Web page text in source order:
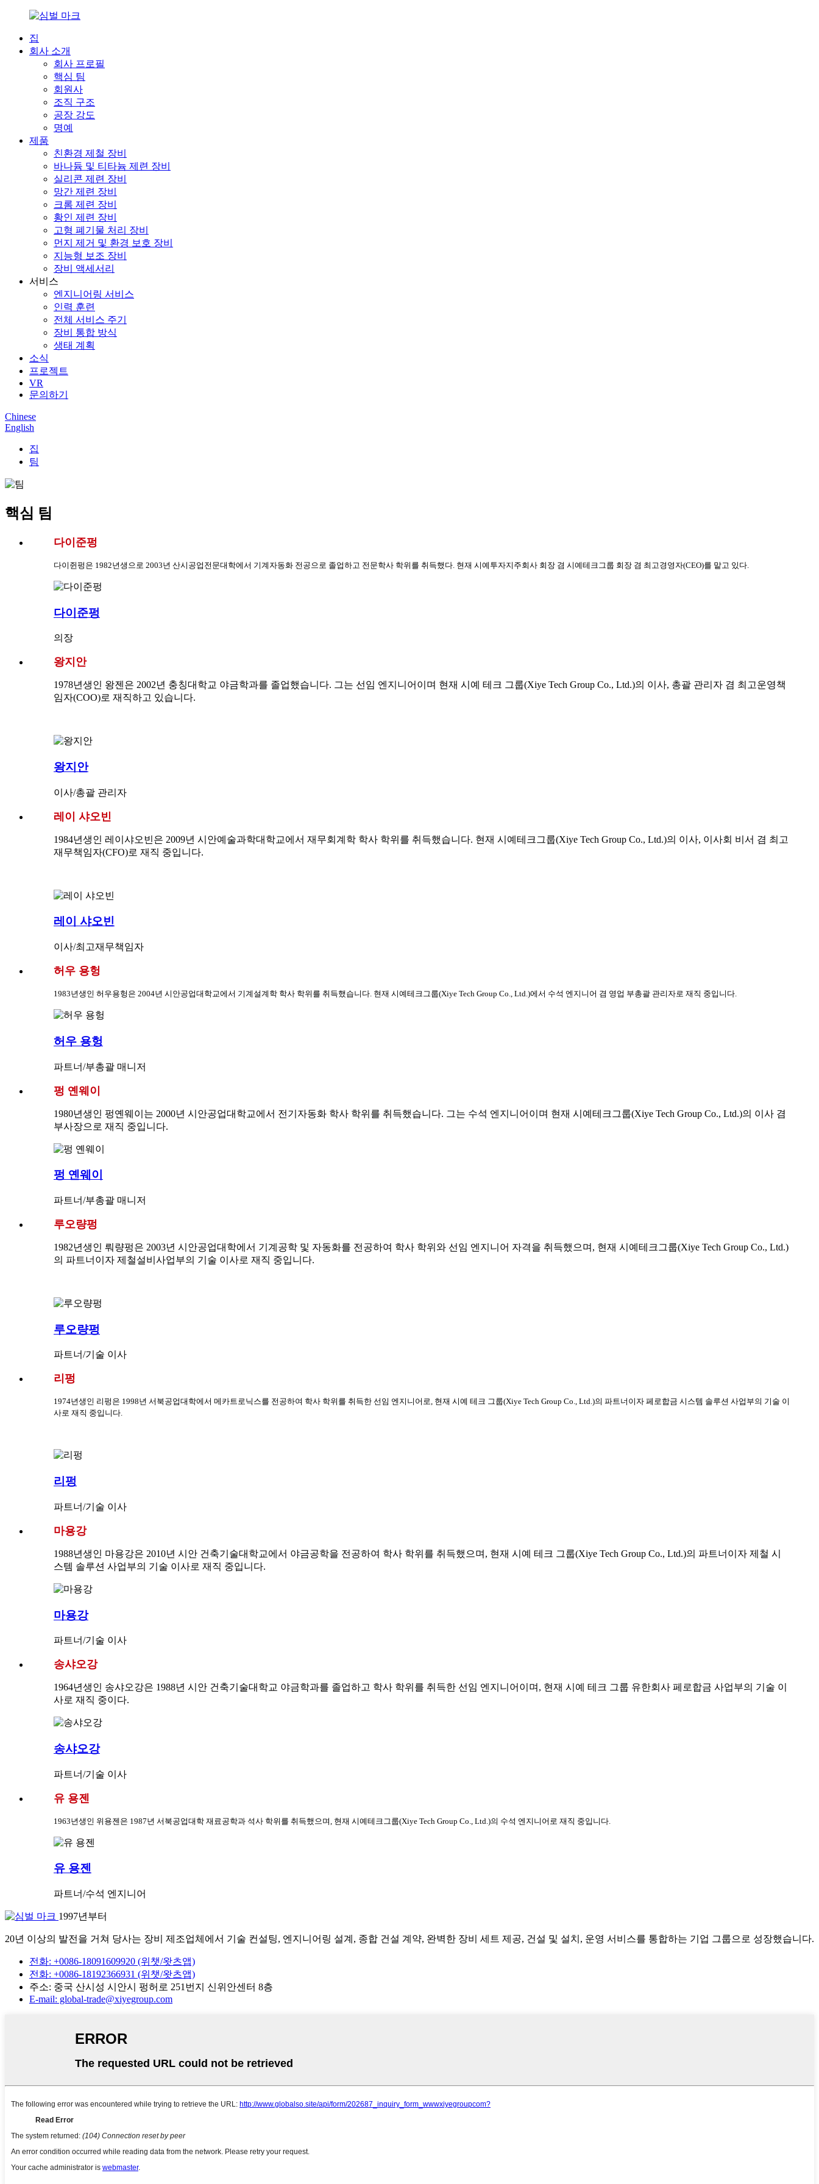
집
회사 소개
회사 프로필
핵심 팀
회원사
조직 구조
공장 강도
명예
제품
친환경 제철 장비
바나듐 및 티타늄 제련 장비
실리콘 제련 장비
망간 제련 장비
크롬 제련 장비
황인 제련 장비
고형 폐기물 처리 장비
먼지 제거 및 환경 보호 장비
지능형 보조 장비
장비 액세서리
서비스
엔지니어링 서비스
인력 훈련
전체 서비스 주기
장비 통합 방식
생태 계획
소식
프로젝트
VR
문의하기
Chinese
English
집
팀
핵심 팀
다이준펑
다이쥔펑은 1982년생으로 2003년 산시공업전문대학에서 기계자동화 전공으로 졸업하고 전문학사 학위를 취득했다. 현재 시예투자지주회사 회장 겸 시예테크그룹 회장 겸 최고경영자(CEO)를 맡고 있다.
다이준펑
의장
왕지안
1978년생인 왕젠은 2002년 충칭대학교 야금학과를 졸업했습니다. 그는 선임 엔지니어이며 현재 시예 테크 그룹(Xiye Tech Group Co., Ltd.)의 이사, 총괄 관리자 겸 최고운영책
임자(COO)로 재직하고 있습니다.
왕지안
이사/총괄 관리자
레이 샤오빈
1984년생인 레이샤오빈은 2009년 시안예술과학대학교에서 재무회계학 학사 학위를 취득했습니다. 현재 시예테크그룹(Xiye Tech Group Co., Ltd.)의 이사, 이사회 비서 겸 최고
재무책임자(CFO)로 재직 중입니다.
레이 샤오빈
이사/최고재무책임자
허우 용헝
1983년생인 허우용헝은 2004년 시안공업대학교에서 기계설계학 학사 학위를 취득했습니다. 현재 시예테크그룹(Xiye Tech Group Co., Ltd.)에서 수석 엔지니어 겸 영업 부총괄 관리자로 재직 중입니다.
허우 용헝
파트너/부총괄 매니저
펑 옌웨이
1980년생인 펑옌웨이는 2000년 시안공업대학교에서 전기자동화 학사 학위를 취득했습니다. 그는 수석 엔지니어이며 현재 시예테크그룹(Xiye Tech Group Co., Ltd.)의 이사 겸
부사장으로 재직 중입니다.
펑 옌웨이
파트너/부총괄 매니저
루오량펑
1982년생인 뤄량펑은 2003년 시안공업대학에서 기계공학 및 자동화를 전공하여 학사 학위와 선임 엔지니어 자격을 취득했으며, 현재 시예테크그룹(Xiye Tech Group Co., Ltd.)
의 파트너이자 제철설비사업부의 기술 이사로 재직 중입니다.
루오량펑
파트너/기술 이사
리펑
1974년생인 리펑은 1998년 서북공업대학에서 메카트로닉스를 전공하여 학사 학위를 취득한 선임 엔지니어로, 현재 시예 테크 그룹(Xiye Tech Group Co., Ltd.)의 파트너이자 페로합금 시스템 솔루션 사업부의 기술 이
사로 재직 중입니다.
리펑
파트너/기술 이사
마용강
1988년생인 마용강은 2010년 시안 건축기술대학교에서 야금공학을 전공하여 학사 학위를 취득했으며, 현재 시예 테크 그룹(Xiye Tech Group Co., Ltd.)의 파트너이자 제철 시
스템 솔루션 사업부의 기술 이사로 재직 중입니다.
마용강
파트너/기술 이사
송샤오강
1964년생인 송샤오강은 1988년 시안 건축기술대학교 야금학과를 졸업하고 학사 학위를 취득한 선임 엔지니어이며, 현재 시예 테크 그룹 유한회사 페로합금 사업부의 기술 이
사로 재직 중이다.
송샤오강
파트너/기술 이사
유 용젠
1963년생인 위용젠은 1987년 서북공업대학 재료공학과 석사 학위를 취득했으며, 현재 시예테크그룹(Xiye Tech Group Co., Ltd.)의 수석 엔지니어로 재직 중입니다.
유 용젠
파트너/수석 엔지니어
1997년부터
20년 이상의 발전을 거쳐 당사는 장비 제조업체에서 기술 컨설팅, 엔지니어링 설계, 종합 건설 계약, 완벽한 장비 세트 제공, 건설 및 설치, 운영 서비스를 통합하는 기업 그룹으로 성장했습니다.
전화: +0086-18091609920 (위챗/왓츠앱)
전화: +0086-18192366931 (위챗/왓츠앱)
주소: 중국 산시성 시안시 펑허로 251번지 신위안센터 8층
E-mail: global-trade@xiyegroup.com